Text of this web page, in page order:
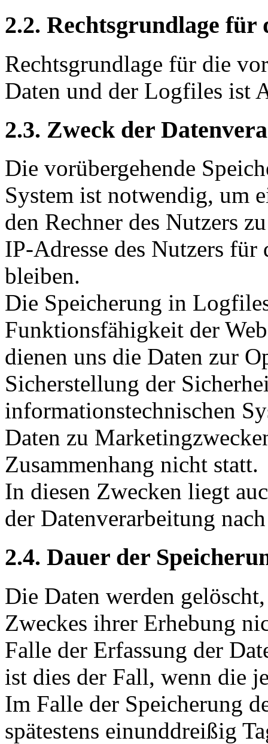
2.2. Rechtsgrundlage
Rechtsgrundlage für die
Daten und der Logfiles ist
2.3. Zweck der
Die vorübergehende
System ist notwendig, um
den Rechner des Nutzers
IP-Adresse des Nutzers
bleiben.
Die Speicherung in
Funktionsfähigkeit der
dienen uns die Daten zur
Sicherstellung der
informationstechnischen
Daten zu
Zusammenhang nicht statt.
In diesen Zwecken liegt
der Datenverarbeitung
2.4. Dauer der
Die Daten werden
Zweckes ihrer Erhebung
Falle der Erfassung der
ist dies der Fall, wenn die
Im Falle der Speicherung
spätestens einunddreißig